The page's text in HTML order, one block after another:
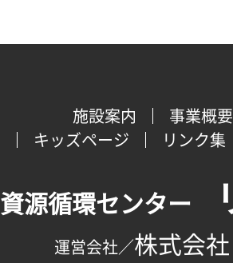
施設案内
事業概要
キッズページ
リンク集
資源循環センター
運営会社／株式会